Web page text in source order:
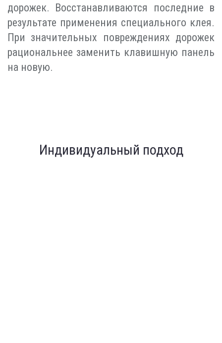
дорожек. Восстанавливаются последние в
результате применения специального клея.
При значительных повреждениях дорожек
рациональнее заменить клавишную панель
на новую.